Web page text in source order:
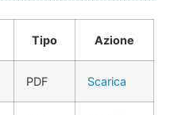
Tipo Azione
PDF Scarica